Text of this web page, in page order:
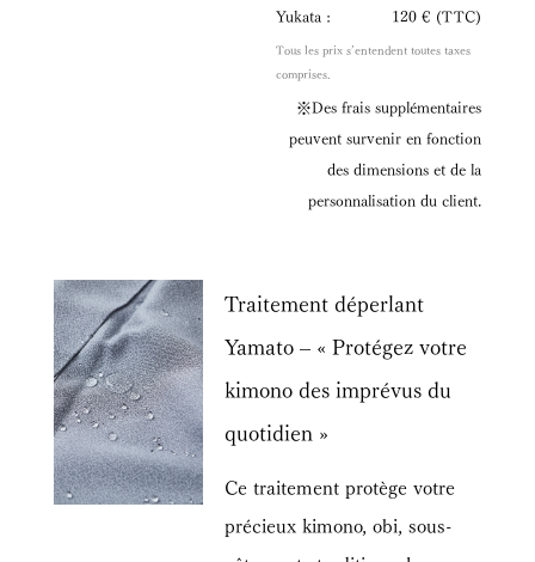
Yukata :
120 € (TTC)
Tous les prix s’entendent toutes taxes
comprises.
※Des frais supplémentaires
peuvent survenir en fonction
des dimensions et de la
personnalisation du client.
Traitement déperlant
Yamato – « Protégez votre
kimono des imprévus du
quotidien »
Ce traitement protège votre
précieux kimono, obi, sous-